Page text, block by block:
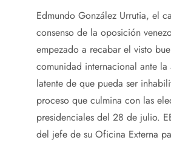
Edmundo González Urrutia, el
consenso de la oposición
empezado a recabar el visto
comunidad internacional ante la
latente de que pueda ser
proceso que culmina con las
presidenciales del 28 de julio.
del jefe de su Oficina Externa